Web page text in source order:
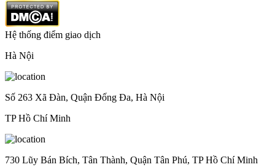
Hệ thống điểm giao dịch
Hà Nội
Số 263 Xã Đàn, Quận Đống Đa, Hà Nội
TP Hồ Chí Minh
730 Lũy Bán Bích, Tân Thành, Quận Tân Phú, TP Hồ Chí Minh